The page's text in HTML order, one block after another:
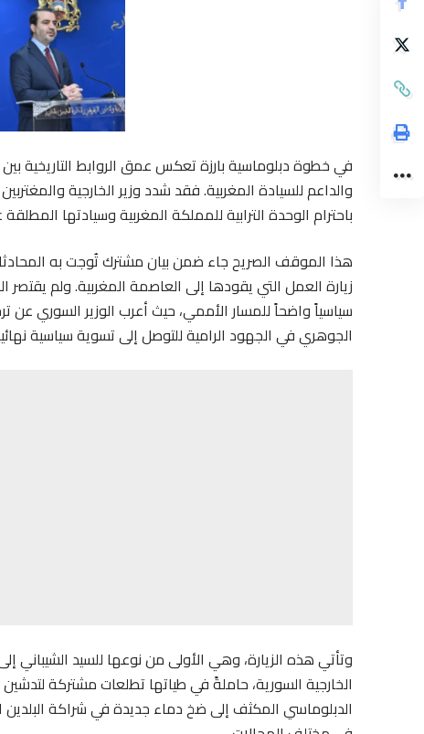
في خطوة دبلوماسية بارزة تعكس عمق الروابط التاريخية
والداعم للسيادة المغربية. فقد شدد وزير الخارجية
باحترام الوحدة الترابية للمملكة المغربية وسيادتها
هذا الموقف الصريح جاء ضمن بيان مشترك تُوجت به
زيارة العمل التي يقودها إلى العاصمة المغربية. ولم
الجوهري في الجهود الرامية للتوصل إلى تسوية سياسية
وتأتي هذه الزيارة، وهي الأولى من نوعها للسيد
الخارجية السورية، حاملةً في طياتها تطلعات مشتركة
الدبلوماسي المكثف إلى ضخ دماء جديدة في شراكة البلدين